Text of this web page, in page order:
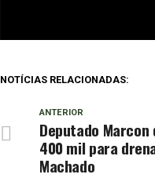
NOTÍCIAS RELACIONADAS:
ANTERIOR
Deputado
400 mil para
Machado